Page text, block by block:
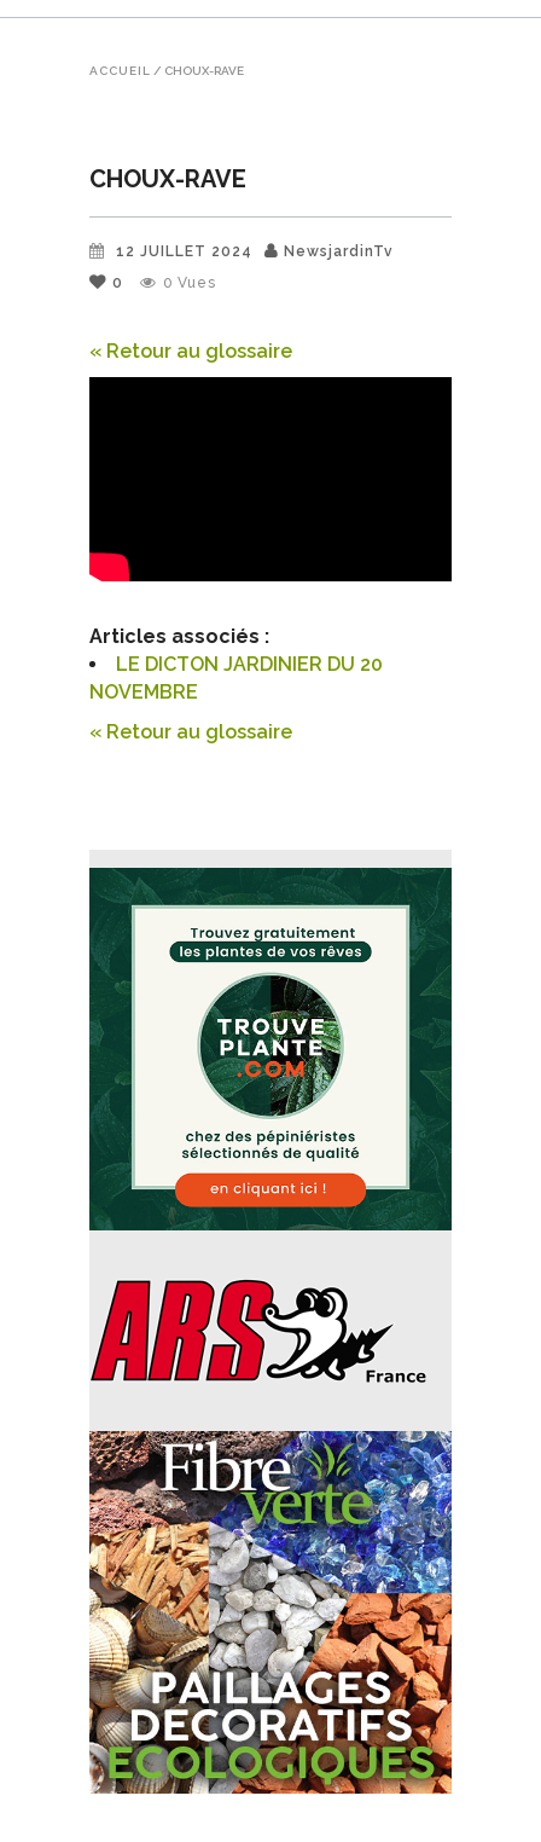
ACCUEIL / CHOUX-RAVE
CHOUX-RAVE
12 JUILLET 2024
NewsjardinTv
0
0 Vues
« Retour au glossaire
Articles associés :
LE DICTON JARDINIER DU 20
NOVEMBRE
« Retour au glossaire